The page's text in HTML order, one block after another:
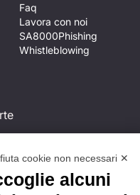
è
Faq
Lavora con noi
SA8000Phishing
Whistleblowing
cookie non necessari ✕
alcuni